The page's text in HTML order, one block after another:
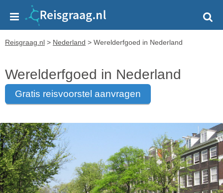
Reisgraag.nl > Nederland > Werelderfgoed in Nederland
Werelderfgoed in Nederland
gratis reisvoorstel aanvragen